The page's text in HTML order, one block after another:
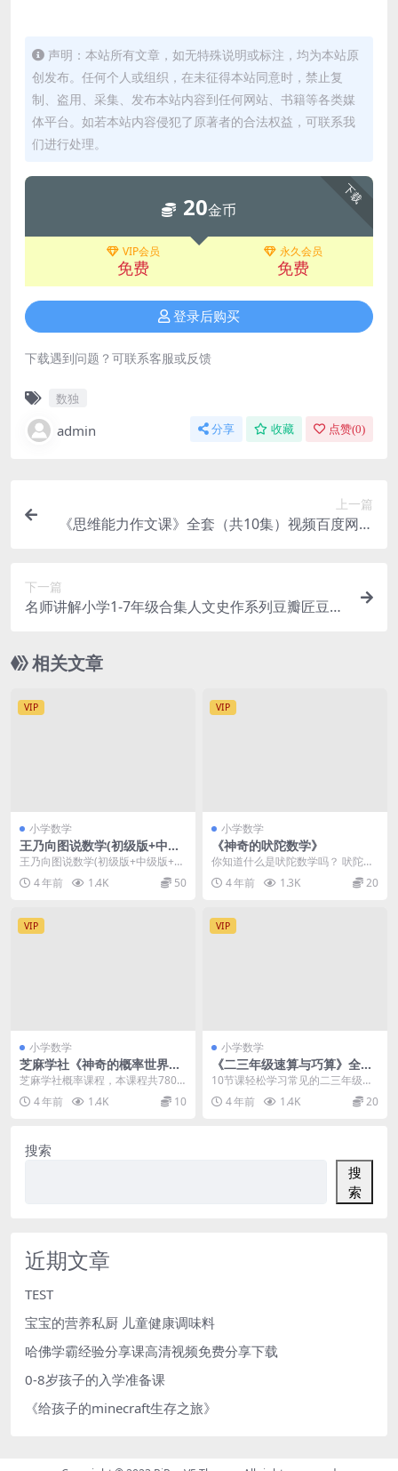
声明：本站所有文章，如无特殊说明或标注，均为本站原
创发布。任何个人或组织，在未征得本站同意时，禁止复
制、盗用、采集、发布本站内容到任何网站、书籍等各类媒
体平台。如若本站内容侵犯了原著者的合法权益，可联系我
们进行处理。
下载
20金币
VIP会员
免费
永久会员
免费
登录后购买
下载遇到问题？可联系客服或反馈
数独
admin 分享 收藏 点赞(0)
上一篇
《思维能力作文课》全套（共10集）视频百度网盘
下一篇
名师讲解小学1-7年级合集人文史作系列豆瓣匠豆伴
相关文章
VIP
小学数学
王乃向图说数学(初级版+中级
版+高级版)
王乃向图说数学(初级版+中级版+高
级版)全套视频+PDF电子书。初级
版对应小学2...
4 年前 1.4K 50
VIP
小学数学
《神奇的吠陀数学》
你知道什么是吠陀数学吗？ 吠陀数
学是从印度地区发展而来的印度传
统数学，也叫印度数...
4 年前 1.3K 20
VIP
小学数学
芝麻学社《神奇的概率世界》
动画概率学知识
芝麻学社概率课程，本课程共780.7
3MB，VIP会员可通过百度网盘转存
下载或者...
4 年前 1.4K 10
VIP
小学数学
《二三年级速算与巧算》全套
（共10集）视频下载
10节课轻松学习常见的二三年级运
算技巧，包含连加连减性质等，提
升孩子计算的速度和...
4 年前 1.4K 20
搜索
搜
索
近期文章
TEST
宝宝的营养私厨 儿童健康调味料
哈佛学霸经验分享课高清视频免费分享下载
0-8岁孩子的入学准备课
《给孩子的minecraft生存之旅》